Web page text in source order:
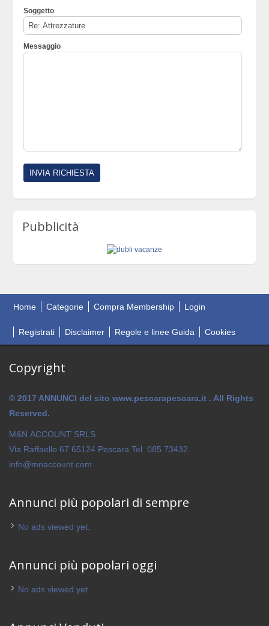
Soggetto
Messaggio
Pubblicità
Home Categorie Compra Membership Login
Registrati Disclaimer Regole e linee Guida Cookies
Copyright
© 2017 ANNUNCI del sito www.pescarapescara.it . All Rights
Reserved.
M&N ACCOUNT SRLS
Via Raffaello 67 65124 Pescara Tel. 085.73432
info@mnaccount.com
Annunci più popolari di sempre
No ads viewed yet.
Annunci più popolari oggi
No ads viewed yet.